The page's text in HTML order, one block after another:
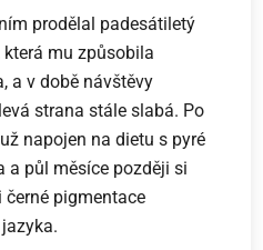
prodělal padesátiletý
mu způsobila
a v době návštěvy
strana stále slabá. Po
napojen na dietu s pyré
a půl měsíce později si
pigmentace